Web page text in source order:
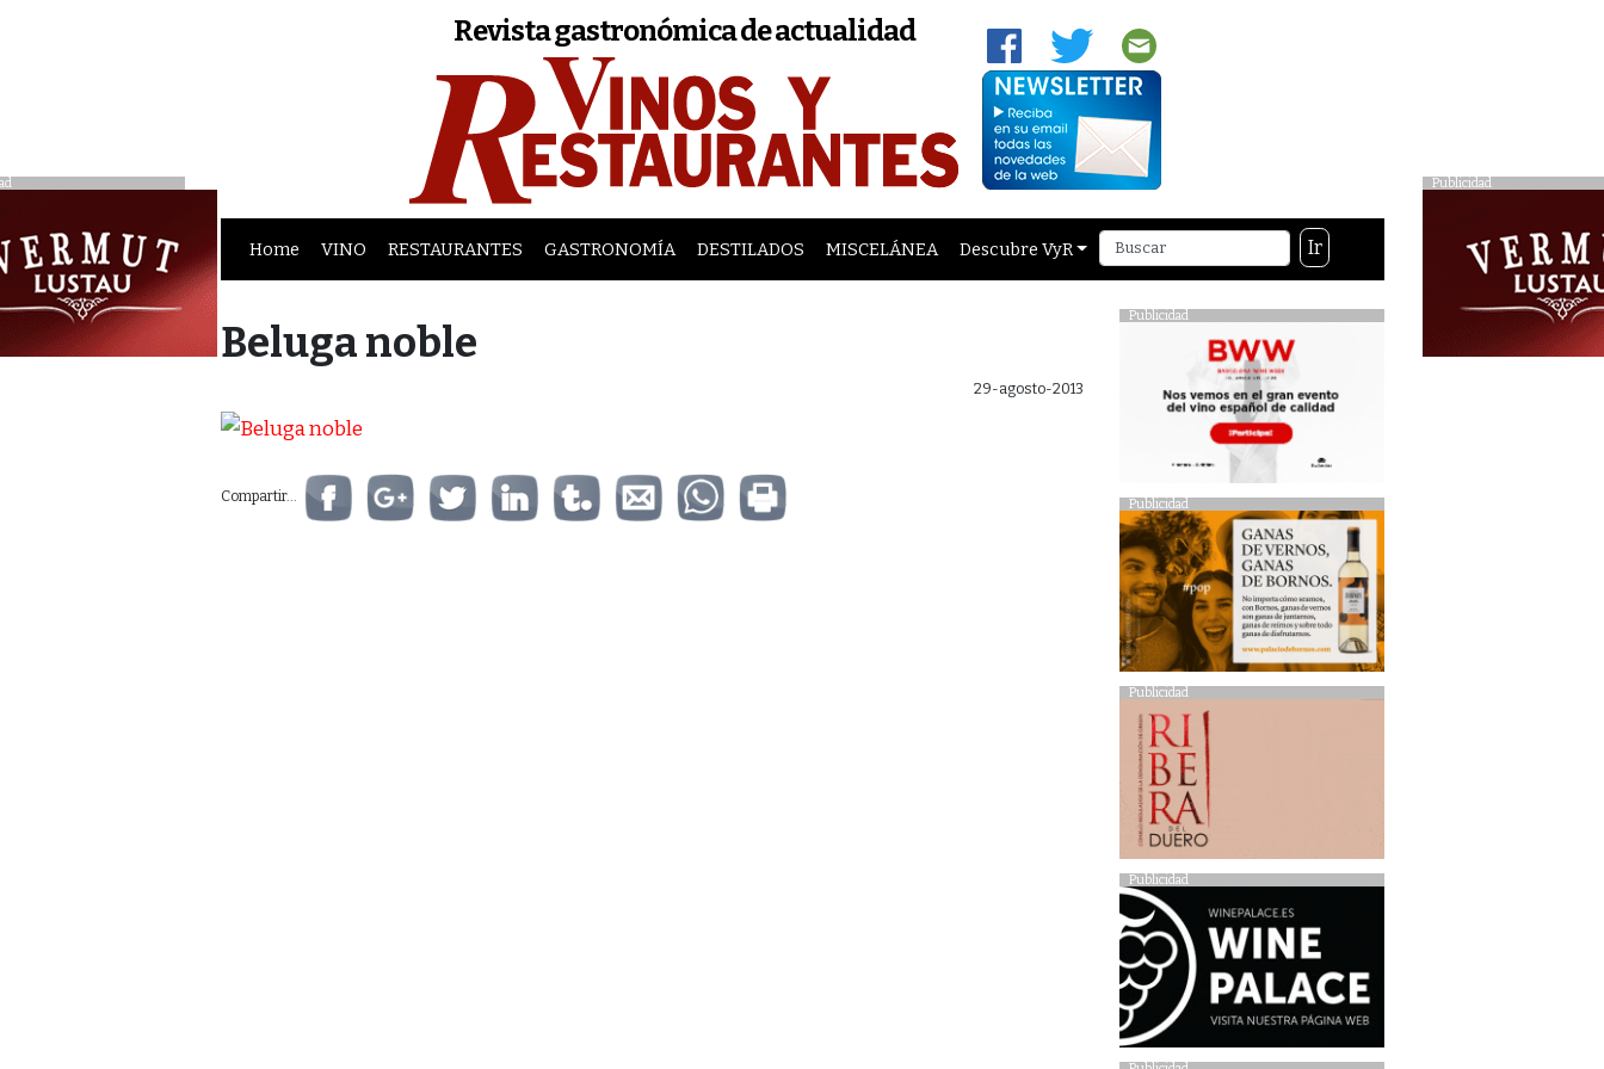
Publicidad
Revista gastronómica de actualidad
Home VINO RESTAURANTES GASTRONOMÍA DESTILADOS MISCELÁNEA Descubre VyR Ir
Beluga noble
29-agosto-2013
Compartir...
Publicidad
Publicidad
Publicidad
Publicidad